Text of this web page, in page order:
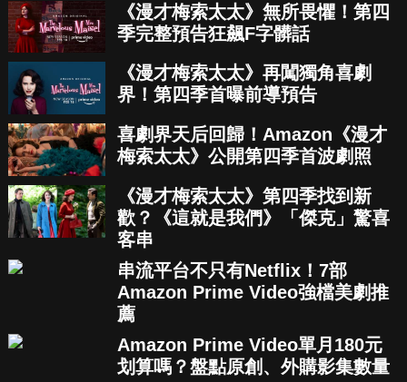
《漫才梅索太太》無所畏懼！第四
季完整預告狂飆F字髒話
《漫才梅索太太》再闖獨角喜劇
界！第四季首曝前導預告
喜劇界天后回歸！Amazon《漫才
梅索太太》公開第四季首波劇照
《漫才梅索太太》第四季找到新
歡？《這就是我們》「傑克」驚喜
客串
串流平台不只有Netflix！7部
Amazon Prime Video強檔美劇推
薦
Amazon Prime Video單月180元
划算嗎？盤點原創、外購影集數量